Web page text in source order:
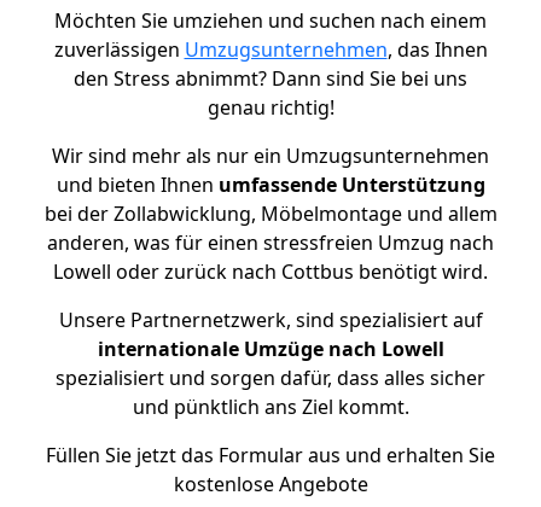
Möchten Sie umziehen und suchen nach einem
zuverlässigen Umzugsunternehmen, das Ihnen
den Stress abnimmt? Dann sind Sie bei uns
genau richtig!
Wir sind mehr als nur ein Umzugsunternehmen
und bieten Ihnen umfassende Unterstützung
bei der Zollabwicklung, Möbelmontage und allem
anderen, was für einen stressfreien Umzug nach
Lowell oder zurück nach Cottbus benötigt wird.
Unsere Partnernetzwerk, sind spezialisiert auf
internationale Umzüge nach Lowell
spezialisiert und sorgen dafür, dass alles sicher
und pünktlich ans Ziel kommt.
Füllen Sie jetzt das Formular aus und erhalten Sie
kostenlose Angebote